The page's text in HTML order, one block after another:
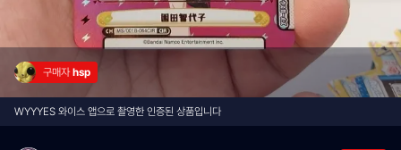
구매자 hsp
WYYYES 와이스 앱으로 촬영한 인증된 상품입니다